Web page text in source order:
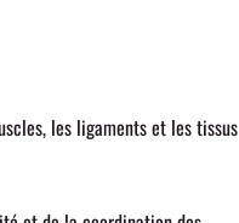
les ligaments et les tissus